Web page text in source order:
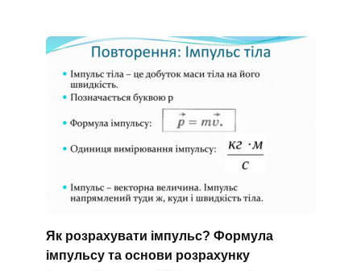
Як розрахувати імпульс? Формула
імпульсу та основи розрахунку